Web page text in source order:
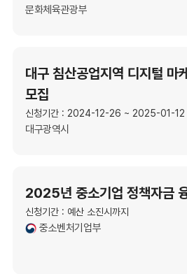
문화체육관광부
대구 침산공업지역 디지털 마
모집
신청기간 : 2024-12-26 ~ 2025-01-12
대구광역시
2025년 중소기업 정책자금
신청기간 : 예산 소진시까지
중소벤처기업부